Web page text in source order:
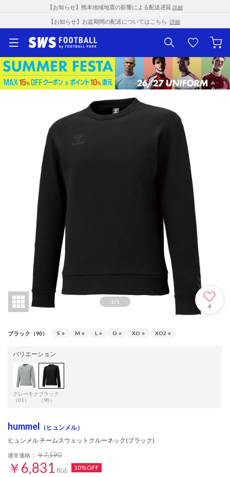
【お知らせ】熊本地域地震の影響による配送遅延 詳細
【お知らせ】お盆期間の配送についてはこちら 詳細
1/1
4
ブラック（90） S ○ M ○ L ○ O ○ XO ○ XO2 ○
バリエーション
グレーモク
（01）
ブラック
（90）
hummel （ヒュンメル）
ヒュンメル チームスウェットクルーネック(ブラック)
通常価格： ￥7,590
￥6,831 税込
10%OFF